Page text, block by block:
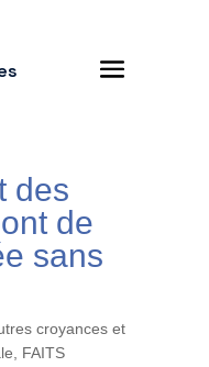
des
de
sans
croyances et
FAITS